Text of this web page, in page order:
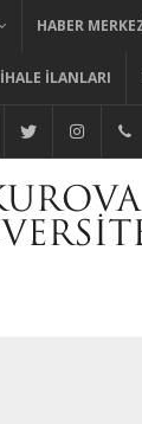
HABER
İHALE İLANLARI
@cuhabermerkezi